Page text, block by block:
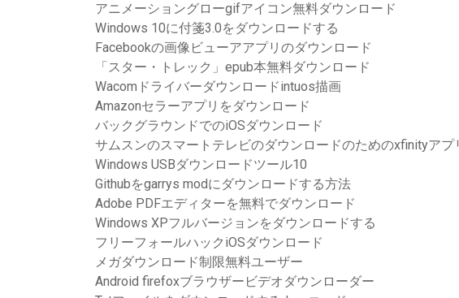
アニメーショングローgifアイコン無料ダウンロード
Windows 10に付箋3.0をダウンロードする
Facebookの画像ビューアアプリのダウンロード
「スター・トレック」epub本無料ダウンロード
Wacomドライバーダウンロードintuos描画
Amazonセラーアプリをダウンロード
バックグラウンドでのiOSダウンロード
サムスンのスマートテレビのダウンロードのためのxfinityアプ
Windows USBダウンロードツール10
Githubをgarrys modにダウンロードする方法
Adobe PDFエディターを無料でダウンロード
Windows XPフルバージョンをダウンロードする
フリーフォールハックiOSダウンロード
メガダウンロード制限無料ユーザー
Android firefoxブラウザービデオダウンローダー